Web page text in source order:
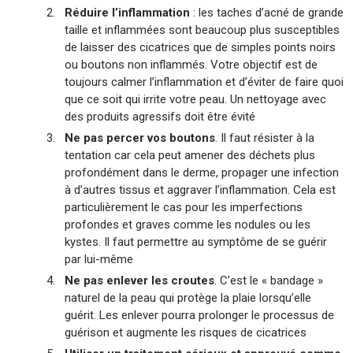
Réduire l’inflammation : les taches d’acné de grande
taille et inflammées sont beaucoup plus susceptibles
de laisser des cicatrices que de simples points noirs
ou boutons non inflammés. Votre objectif est de
toujours calmer l’inflammation et d’éviter de faire quoi
que ce soit qui irrite votre peau. Un nettoyage avec
des produits agressifs doit être évité
Ne pas percer vos boutons. Il faut résister à la
tentation car cela peut amener des déchets plus
profondément dans le derme, propager une infection
à d’autres tissus et aggraver l’inflammation. Cela est
particulièrement le cas pour les imperfections
profondes et graves comme les nodules ou les
kystes. Il faut permettre au symptôme de se guérir
par lui-même
Ne pas enlever les croutes. C’est le « bandage »
naturel de la peau qui protège la plaie lorsqu’elle
guérit. Les enlever pourra prolonger le processus de
guérison et augmente les risques de cicatrices